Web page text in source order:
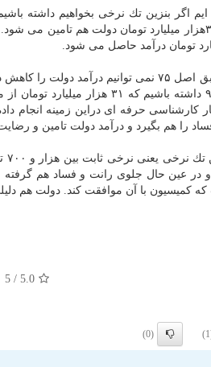
جعفرزاده ایمن آبادی اشاره كرد: ما طبق اصل ۷۵
تلفیق و صحن علنی در لایحه بودجه ۹۹
را هم بگیرد و درآمد دولت تامین و
و در عین حال جلوی رانت و فساد هم
با آن موافقت كند. دولت هم
5.0
/ 5
(0)